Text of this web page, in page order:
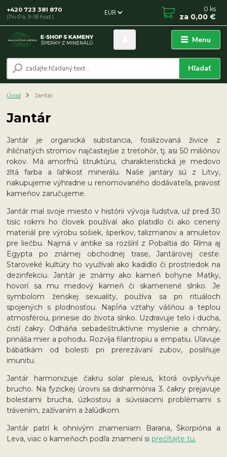
Menu
EUR
Hľadať
+420 723 381 870
(Po-Pá, 9-18 hod.)
0 ks
za 0,00 €
Úvod Jantár
Jantár
Jantár je organická substancia, fosilizovaná živice z
ihličnatých stromov najčastejšie z treťohôr, tj. asi 50 miliónov
rokov. Má amorfnú štruktúru, charakteristická je medovo
žltá farba a ľahkosť minerálu. Naše jantáry sú z Litvy,
nakupujeme výhradne u renomovaného dodávateľa, pravosť
kameňov zaručujeme.
Jantár mal svoje miesto v histórii vývoja ľudstva, už pred 30
tisíc rokmi ho človek používal ako platidlo či ako cenený
materiál pre výrobu sošiek, šperkov, talizmanov a amuletov
pre liečbu. Najmä v antike sa rozšíril z Pobaltia do Ríma aj
Egypta po známej obchodnej trase, Jantárovej ceste.
Staroveké kultúry ho využívali ako kadidlo či prostriedok na
dezinfekciu. Jantár je známy ako kameň bohyne Matky,
hovorí sa mu medový kameň či skamenené slnko. Je
symbolom ženskej sexuality, používa sa pri rituáloch
spojených s plodnosťou. Napĺňa vzťahy vášňou a teplou
atmosférou, prinesie do života slnko. Uzdravuje telo i ducha,
čistí čakry. Odháňa sebadeštruktívne myslenie a chmáry,
prináša mier a pohodu. Rozvíja filantropiu a empatiu. Uľavuje
bábätkám od bolesti pri prerezávaní zubov, posilňuje
imunitu.
Jantár harmonizuje čakru solar plexus, ktorá ovplyvňuje
brucho. Na fyzickej úrovni sa disharmónia 3. čakry prejavuje
bolesťami brucha, úzkosťou a súvisiacimi problémami s
trávením, zažívaním a žalúdkom.
Jantár patrí k ohnivým znameniam Barana, Škorpióna a
Leva, viac o kameňoch podľa znamení siprečítajte tu.